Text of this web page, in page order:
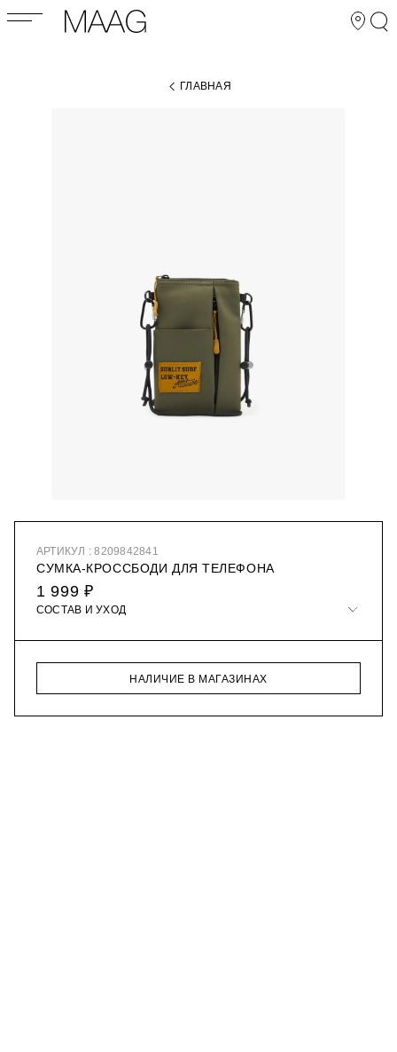
ГЛАВНАЯ
АРТИКУЛ : 8209842841
СУМКА-КРОССБОДИ ДЛЯ ТЕЛЕФОНА
1 999 ₽
СОСТАВ И УХОД
НАЛИЧИЕ В МАГАЗИНАХ